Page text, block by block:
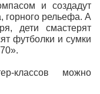
и создадут
горного рельефа. А
дети смастерят
футболки и сумки
классов можно